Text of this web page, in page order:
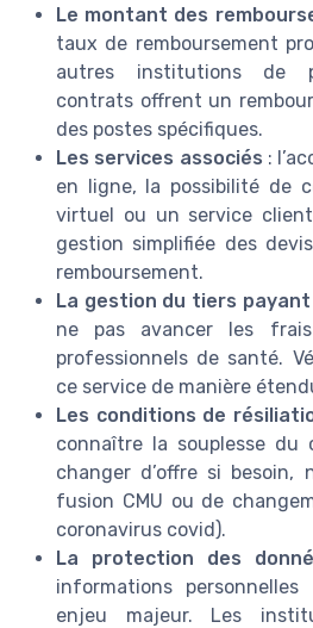
Le montant des
taux de remboursement
autres institutions de
contrats offrent un
des postes spécifiques.
Les services associés :
en ligne, la possibilité de
virtuel ou un service
gestion simplifiée des
remboursement.
La gestion du tiers payant
ne pas avancer les
professionnels de santé.
ce service de manière
Les conditions de
connaître la souplesse
changer d’offre si besoin,
fusion CMU ou de
coronavirus covid).
La protection des
informations
enjeu majeur. Les